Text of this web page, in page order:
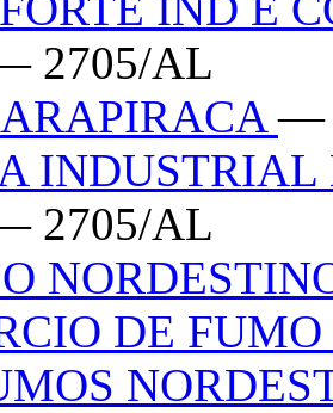
2705/AL
—
INDUSTRIAL
2705/AL
DE